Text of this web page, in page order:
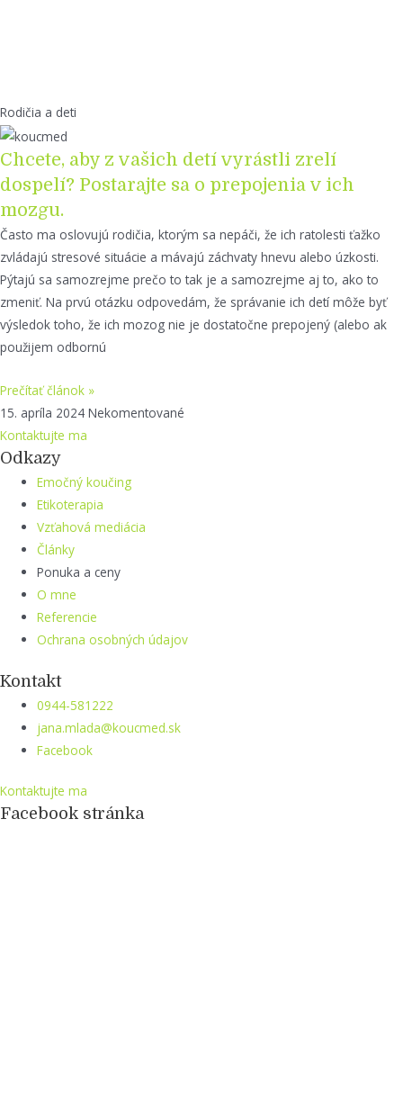
Rodičia a deti
Chcete, aby z vašich detí vyrástli zrelí
dospelí? Postarajte sa o prepojenia v ich
mozgu.
Často ma oslovujú rodičia, ktorým sa nepáči, že ich ratolesti ťažko
zvládajú stresové situácie a mávajú záchvaty hnevu alebo úzkosti.
Pýtajú sa samozrejme prečo to tak je a samozrejme aj to, ako to
zmeniť. Na prvú otázku odpovedám, že správanie ich detí môže byť
výsledok toho, že ich mozog nie je dostatočne prepojený (alebo ak
použijem odbornú
Prečítať článok »
15. apríla 2024 Nekomentované
Kontaktujte ma
Odkazy
Emočný koučing
Etikoterapia
Vzťahová mediácia
Články
Ponuka a ceny
O mne
Referencie
Ochrana osobných údajov
Kontakt
0944-581222
jana.mlada@koucmed.sk
Facebook
Kontaktujte ma
Facebook stránka